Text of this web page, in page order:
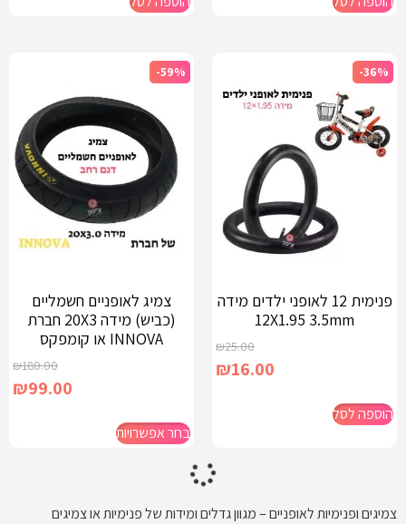
-36%
פנימית 12 לאופני ילדים מידה
12X1.95 3.5mm
₪25.00
₪16.00
הוספה לסל
-59%
צמיג לאופניים חשמליים
(כביש) מידה 20X3 חברת
INNOVA או קומפקס
₪180.00
₪99.00
בחר אפשרויות
צמיגים ופנימיות לאופניים – מגוון גדלים ומידות של פנימיות או צמיגים